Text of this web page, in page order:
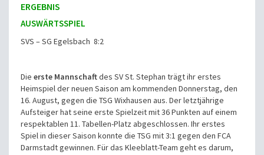
ERGEBNIS
AUSWÄRTSSPIEL
SVS – SG Egelsbach 8:2
Die erste Mannschaftdes SV St. Stephan trägt ihr erstes
Heimspiel der neuen Saison am kommenden Donnerstag, den
16. August, gegen die TSG Wixhausen aus. Der letztjährige
Aufsteiger hat seine erste Spielzeit mit 36 Punkten auf einem
respektablen 11. Tabellen-Platz abgeschlossen. Ihr erstes
Spiel in dieser Saison konnte die TSG mit 3:1 gegen den FCA
Darmstadt gewinnen. Für das Kleeblatt-Team geht es darum,